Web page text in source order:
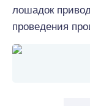
лошадок
проведения